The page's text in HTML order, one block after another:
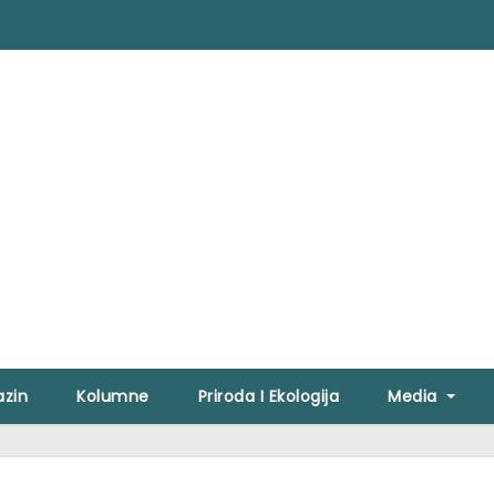
Kolumne Priroda I Ekologija Media